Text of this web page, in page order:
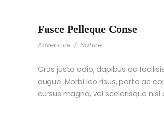
Fusce Pelleque Conse
Adventure / Nature
Cras justo odio, dapibus ac
augue. Morbi leo risus, porta ac
cursus magna, vel scelerisque